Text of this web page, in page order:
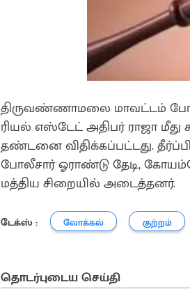
திருவண்ணாமலை மாவட்டம்
ரியல் எஸ்டேட் அதிபர் ராஜா
தண்டனை விதிக்கப்பட்டது.
போலீசார் ஓராண்டு தேடி,
மத்திய சிறையில் அடைத்தனர்.
டேக்ஸ் : லோக்கல் குற்றம்
தொடர்புடைய செய்தி